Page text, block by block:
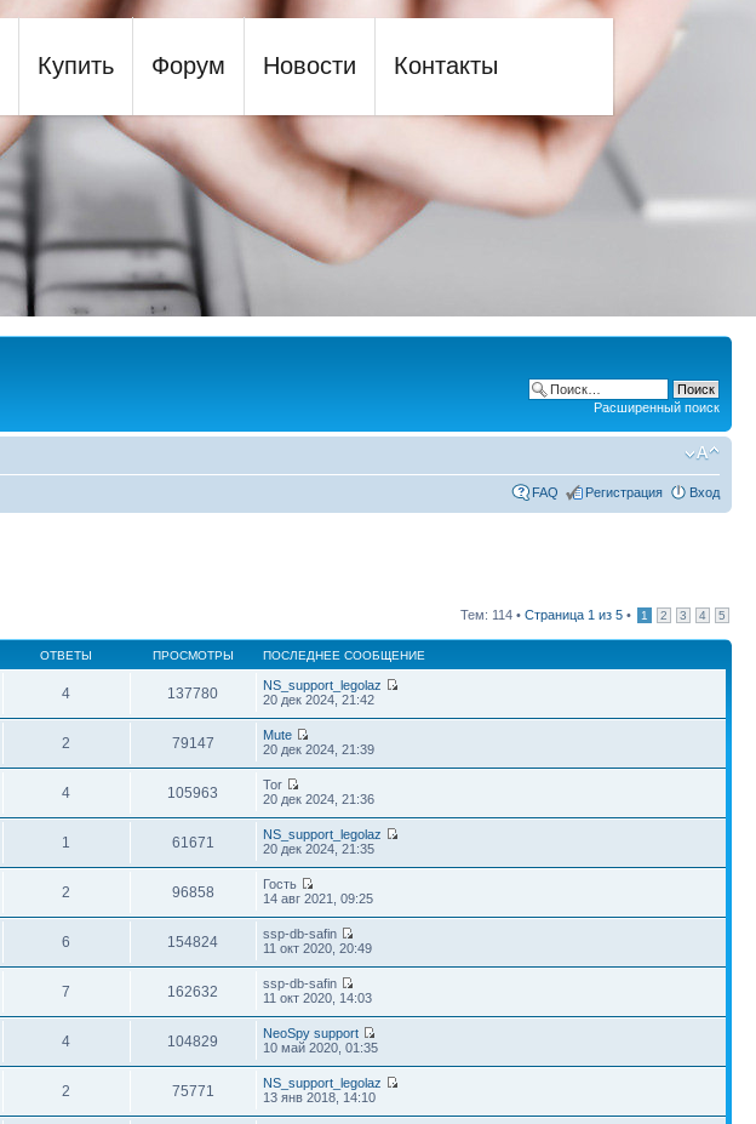
Купить Форум Новости Контакты
Расширенный поиск
FAQ Регистрация Вход
Тем: 114 • Страница 1 из 5 • 1 2 3 4 5
ОТВЕТЫ ПРОСМОТРЫ ПОСЛЕДНЕЕ СООБЩЕНИЕ
4 137780
NS_support_legolaz
20 дек 2024, 21:42
2 79147
Mute
20 дек 2024, 21:39
4 105963
Tor
20 дек 2024, 21:36
1 61671
NS_support_legolaz
20 дек 2024, 21:35
2 96858
Гость
14 авг 2021, 09:25
6 154824
ssp-db-safin
11 окт 2020, 20:49
7 162632
ssp-db-safin
11 окт 2020, 14:03
4 104829
NeoSpy support
10 май 2020, 01:35
2 75771
NS_support_legolaz
13 янв 2018, 14:10